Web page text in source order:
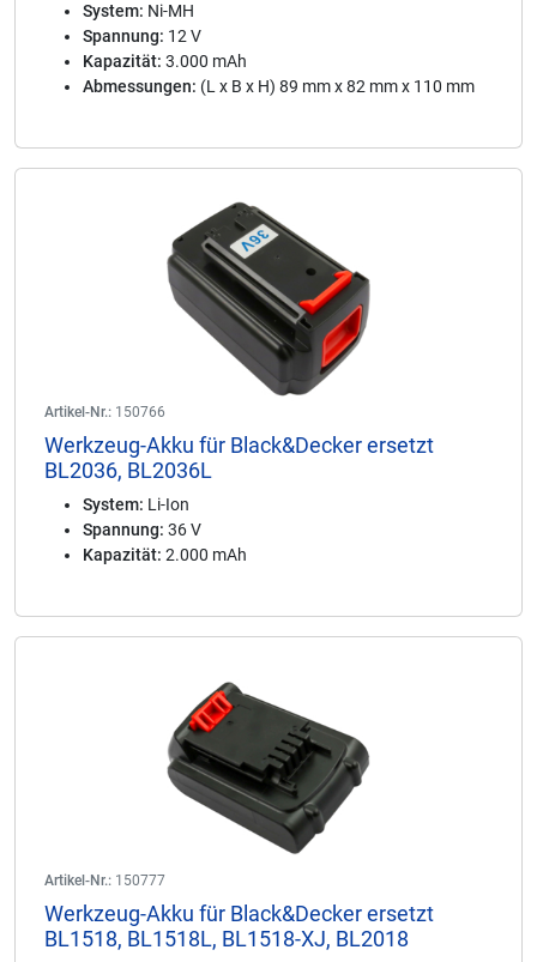
System: Ni-MH
Spannung: 12 V
Kapazität: 3.000 mAh
Abmessungen: (L x B x H) 89 mm x 82 mm x 110 mm
Artikel-Nr.: 150766
Werkzeug-Akku für Black&Decker ersetzt
BL2036, BL2036L
System: Li-Ion
Spannung: 36 V
Kapazität: 2.000 mAh
Artikel-Nr.: 150777
Werkzeug-Akku für Black&Decker ersetzt
BL1518, BL1518L, BL1518-XJ, BL2018